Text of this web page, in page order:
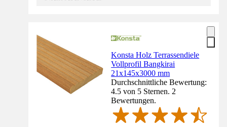
Konsta Holz Terrassendiele
Vollprofil Bangkirai
21x145x3000 mm
Durchschnittliche Bewertung:
4.5 von 5 Sternen. 2
Bewertungen.